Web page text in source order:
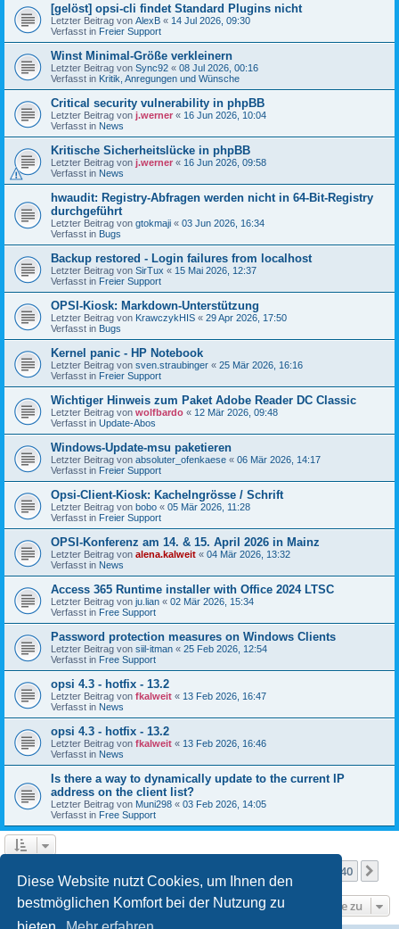
Diese Website nutzt Cookies, um Ihnen den
bestmöglichen Komfort bei der Nutzung zu
[gelöst] opsi-cli findet Standard Plugins nicht
Letzter Beitrag von AlexB « 14 Jul 2026, 09:30
Verfasst in Freier Support
Winst Minimal-Größe verkleinern
Letzter Beitrag von Sync92 « 08 Jul 2026, 00:16
Verfasst in Kritik, Anregungen und Wünsche
Critical security vulnerability in phpBB
Letzter Beitrag von j.werner « 16 Jun 2026, 10:04
Verfasst in News
Kritische Sicherheitslücke in phpBB
Letzter Beitrag von j.werner « 16 Jun 2026, 09:58
Verfasst in News
hwaudit: Registry-Abfragen werden nicht in 64-Bit-Registry
durchgeführt
Letzter Beitrag von gtokmaji « 03 Jun 2026, 16:34
Verfasst in Bugs
Backup restored - Login failures from localhost
Letzter Beitrag von SirTux « 15 Mai 2026, 12:37
Verfasst in Freier Support
OPSI-Kiosk: Markdown-Unterstützung
Letzter Beitrag von KrawczykHIS « 29 Apr 2026, 17:50
Verfasst in Bugs
Kernel panic - HP Notebook
Letzter Beitrag von sven.straubinger « 25 Mär 2026, 16:16
Verfasst in Freier Support
Wichtiger Hinweis zum Paket Adobe Reader DC Classic
Letzter Beitrag von wolfbardo « 12 Mär 2026, 09:48
Verfasst in Update-Abos
Windows-Update-msu paketieren
Letzter Beitrag von absoluter_ofenkaese « 06 Mär 2026, 14:17
Verfasst in Freier Support
Opsi-Client-Kiosk: Kachelngrösse / Schrift
Letzter Beitrag von bobo « 05 Mär 2026, 11:28
Verfasst in Freier Support
OPSI-Konferenz am 14. & 15. April 2026 in Mainz
Letzter Beitrag von alena.kalweit « 04 Mär 2026, 13:32
Verfasst in News
Access 365 Runtime installer with Office 2024 LTSC
Letzter Beitrag von ju.lian « 02 Mär 2026, 15:34
Verfasst in Free Support
Password protection measures on Windows Clients
Letzter Beitrag von siil-itman « 25 Feb 2026, 12:54
Verfasst in Free Support
opsi 4.3 - hotfix - 13.2
Letzter Beitrag von fkalweit « 13 Feb 2026, 16:47
Verfasst in News
opsi 4.3 - hotfix - 13.2
Letzter Beitrag von fkalweit « 13 Feb 2026, 16:46
Verfasst in News
Is there a way to dynamically update to the current IP
address on the client list?
Letzter Beitrag von Muni298 « 03 Feb 2026, 14:05
Verfasst in Free Support
40
Gehe zu